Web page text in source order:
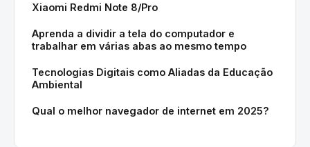
Xiaomi Redmi Note 8/Pro
Aprenda a dividir a tela do computador e
trabalhar em várias abas ao mesmo tempo
Tecnologias Digitais como Aliadas da Educação
Ambiental
Qual o melhor navegador de internet em 2025?